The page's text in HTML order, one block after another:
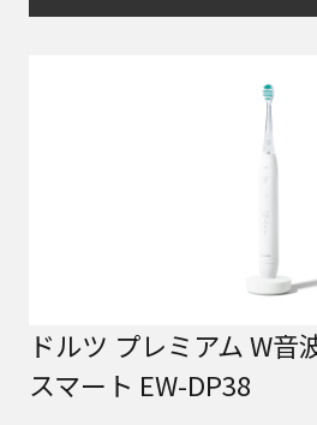
ドルツ プレミアム W音
スマート EW-DP38